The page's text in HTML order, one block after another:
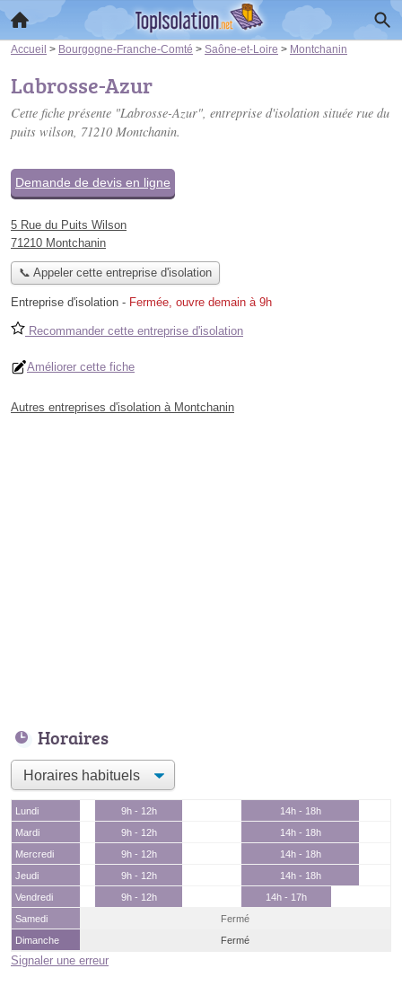
Accueil > Bourgogne-Franche-Comté > Saône-et-Loire > Montchanin
Labrosse-Azur
Cette fiche présente "Labrosse-Azur", entreprise d'isolation située rue du
puits wilson, 71210 Montchanin.
Demande de devis en ligne
5 Rue du Puits Wilson
71210 Montchanin
📞 Appeler cette entreprise d'isolation
Entreprise d'isolation - Fermée, ouvre demain à 9h
Recommander cette entreprise d'isolation
Améliorer cette fiche
Autres entreprises d'isolation à Montchanin
Horaires
Lundi 9h - 12h
14h - 18h
Mardi
9h - 12h
14h - 18h
Mercredi
9h - 12h
14h - 18h
Jeudi
9h - 12h
14h - 18h
Vendredi
9h - 12h
14h - 17h
Samedi
Fermé
Dimanche
Fermé
Signaler une erreur